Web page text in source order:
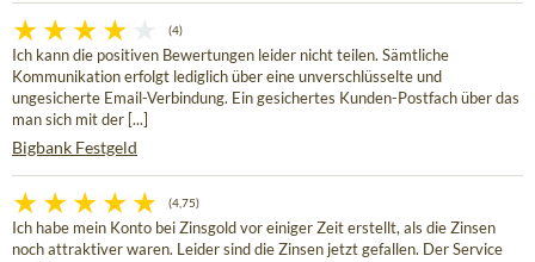
(4)
Ich kann die positiven Bewertungen leider nicht teilen. Sämtliche
Kommunikation erfolgt lediglich über eine unverschlüsselte und
ungesicherte Email-Verbindung. Ein gesichertes Kunden-Postfach über das
man sich mit der [...]
Bigbank Festgeld
(4,75)
Ich habe mein Konto bei Zinsgold vor einiger Zeit erstellt, als die Zinsen
noch attraktiver waren. Leider sind die Zinsen jetzt gefallen. Der Service